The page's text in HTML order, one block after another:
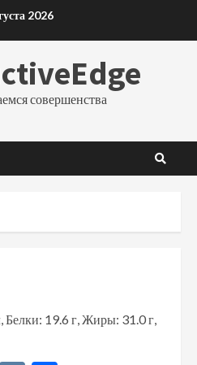
2026
совершенства
Белки: 19.6 г, Жиры: 31.0 г,